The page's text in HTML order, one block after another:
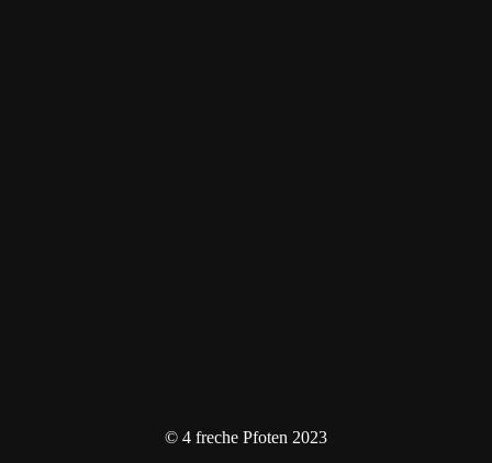
© 4 freche Pfoten 2023